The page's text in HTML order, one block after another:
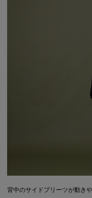
背中のサイドプリーツが動き